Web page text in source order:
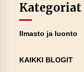
Kategoriat
Ilmasto ja luonto
KAIKKI BLOGIT